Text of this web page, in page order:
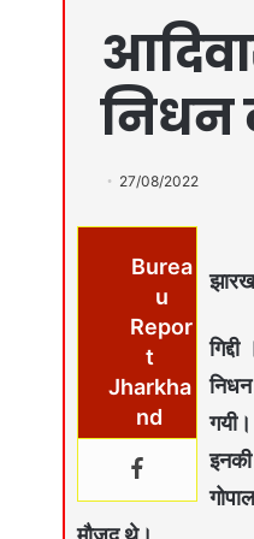
निधन
27/08/2022
Burea
u
Repor
t
Jharkha
nd